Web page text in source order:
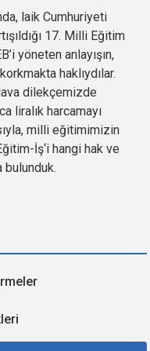
laik Cumhuriyeti
17. Milli Eğitim
yöneten anlayışın,
haklıydılar.
dilekçemizde
liralık harcamayı
milli eğitimimizin
İş‘i hangi hak ve
bulunduk.